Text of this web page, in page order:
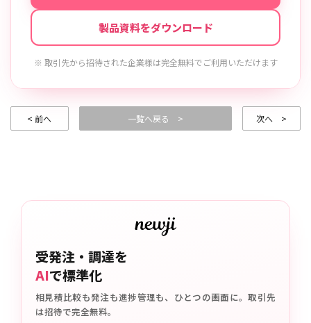
製品資料をダウンロード
※ 取引先から招待された企業様は完全無料でご利用いただけます
< 前へ 一覧へ戻る > 次へ >
受発注・調達を
AIで標準化
相見積比較も発注も進捗管理も、ひとつの画面に。取引先
は招待で完全無料。